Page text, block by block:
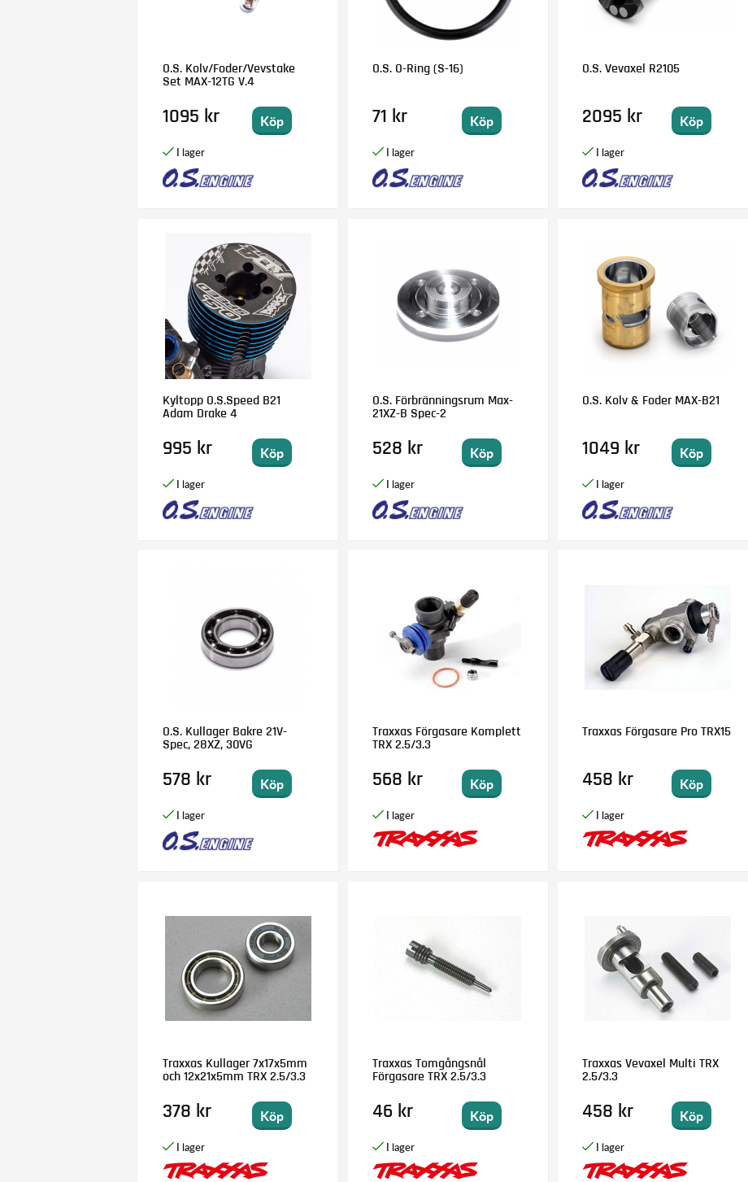
O.S. Kolv/Foder/Vevstake
Set MAX-12TG V.4
1095 kr Köp
O.S. O-Ring (S-16)
71 kr Köp
O.S. Vevaxel R2105
2095 kr Köp
Kyltopp O.S.Speed B21
Adam Drake 4
995 kr Köp
O.S. Förbränningsrum Max-
21XZ-B Spec-2
528 kr Köp
O.S. Kolv & Foder MAX-B21
1049 kr Köp
O.S. Kullager Bakre 21V-
Spec, 28XZ, 30VG
578 kr Köp
Traxxas Förgasare Komplett
TRX 2.5/3.3
568 kr Köp
Traxxas Förgasare Pro TRX15
458 kr Köp
Traxxas Kullager 7x17x5mm
och 12x21x5mm TRX 2.5/3.3
378 kr Köp
Traxxas Tomgångsnål
Förgasare TRX 2.5/3.3
46 kr Köp
Traxxas Vevaxel Multi TRX
2.5/3.3
458 kr Köp